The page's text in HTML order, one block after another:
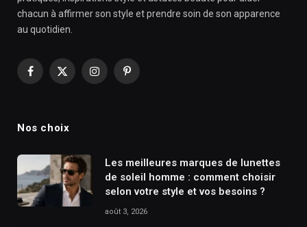
chacun à affirmer son style et prendre soin de son apparence
au quotidien.
Facebook
X
InstagramPinterest
Nos choix
Les meilleures marques de lunettes
de soleil homme : comment choisir
selon votre style et vos besoins ?
août 3, 2026